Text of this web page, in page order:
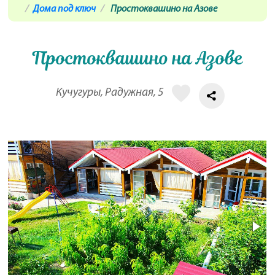
Дома под ключ Простоквашино на Азове
Простоквашино на Азове
Кучугуры, Радужная, 5